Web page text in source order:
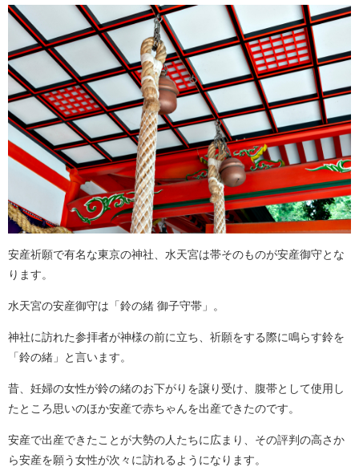
安産祈願で有名な東京の神社、水天宮は帯そのものが安産御守とな
ります。
水天宮の安産御守は「鈴の緒 御子守帯」。
神社に訪れた参拝者が神様の前に立ち、祈願をする際に鳴らす鈴を
「鈴の緒」と言います。
昔、妊婦の女性が鈴の緒のお下がりを譲り受け、腹帯として使用し
たところ思いのほか安産で赤ちゃんを出産できたのです。
安産で出産できたことが大勢の人たちに広まり、その評判の高さか
ら安産を願う女性が次々に訪れるようになります。